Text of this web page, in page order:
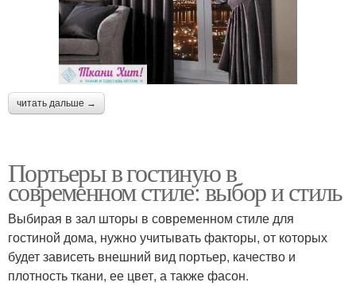
читать дальше →
Портьеры в гостиную в
современном стиле: выбор и стиль
Выбирая в зал шторы в современном стиле для
гостиной дома, нужно учитывать факторы, от которых
будет зависеть внешний вид портьер, качество и
плотность ткани, ее цвет, а также фасон.